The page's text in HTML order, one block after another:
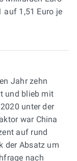
auf 1,51 Euro je
Jahr zehn
und blieb mit
unter der
war China
auf rund
der Absatz um
nach